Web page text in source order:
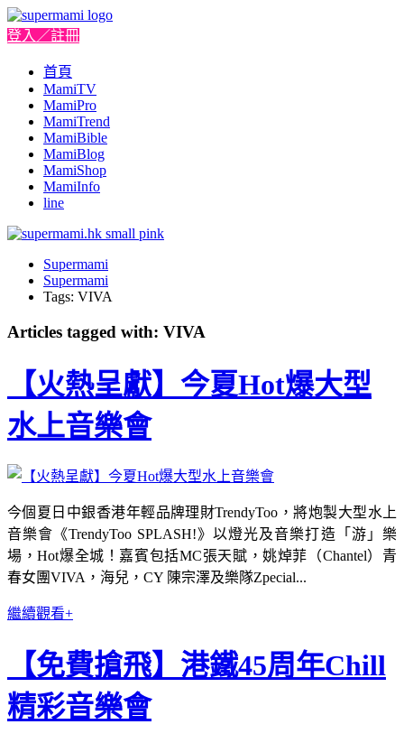
登入／註冊
首頁
MamiTV
MamiPro
MamiTrend
MamiBible
MamiBlog
MamiShop
MamiInfo
line
Supermami
Supermami
Tags: VIVA
Articles tagged with: VIVA
【火熱呈獻】今夏Hot爆大型
水上音樂會
今個夏日中銀香港年輕品牌理財TrendyToo，將炮製大型水上
音樂會《TrendyToo SPLASH!》以燈光及音樂打造「游」樂
場，Hot爆全城！嘉賓包括MC張天賦，姚焯菲（Chantel）青
春女團VIVA，海兒，CY 陳宗澤及樂隊Zpecial...
繼續觀看+
【免費搶飛】港鐵45周年Chill
精彩音樂會